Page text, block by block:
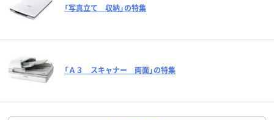
「写真立て 収納」の特集
「Ａ３ スキャナー 両面」の特集